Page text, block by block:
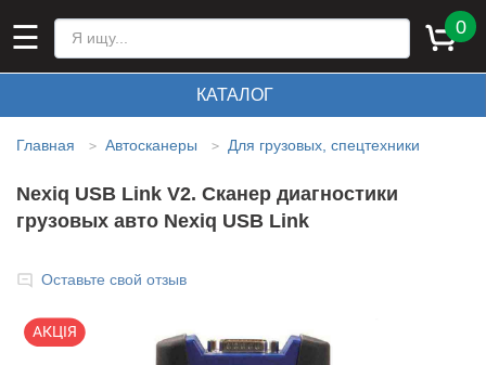
☰ 0
КАТАЛОГ
Главная > Автосканеры > Для грузовых, спецтехники
Nexiq USB Link V2. Сканер диагностики
грузовых авто Nexiq USB Link
Оставьте свой отзыв